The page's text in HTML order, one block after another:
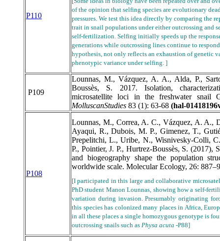
P110
of the opinion that selfing species are evolutionary
pressures. We test this idea directly by comparing the
trait in snail populations under either outcrossing and
self-fertilization. Selfing initially speeds up the
generations while outcrossing lines continue to
hypothesis, not only reflects an exhaustion of genetic
phenotypic variance under selfing. ]
P109
Lounnas, M., Vázquez, A. A., Alda, P.,
Boussès, S. 2017. Isolation,
microsatellite loci in the freshwater snail
MolluscanStudies 83 (1): 63-68 (hal-
P108
Lounnas, M., Correa, A. C., Vázquez, A. A.,
Ayaqui, R., Dubois, M. P., Gimenez, T.,
Prepelitchi, L., Uribe, N., Wisnivesky-Colli,
P., Pointier, J. P., Hurtrez-Boussès, S.
and biogeography shape the population
worldwide scale. Molecular Ecology, 26:
[I participated in this large and collaborative
PhD student Manon Lounnas, showing how a self-
variation during invasion. Presumably originating
this species has colonized many places in Africa,
in all these places a single homozygous genotype is
outcrossing snails such as Physa acuta -P88]